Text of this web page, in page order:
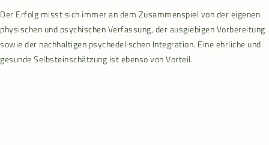
EDUCATION
BERATUNG
Der Erfolg misst sich immer an dem Zusammenspiel von der eigenen
physischen und psychischen Verfassung, der ausgiebigen Vorbereitung
sowie der nachhaltigen psychedelischen Integration. Eine ehrliche und
gesunde Selbsteinschätzung ist ebenso von Vorteil.